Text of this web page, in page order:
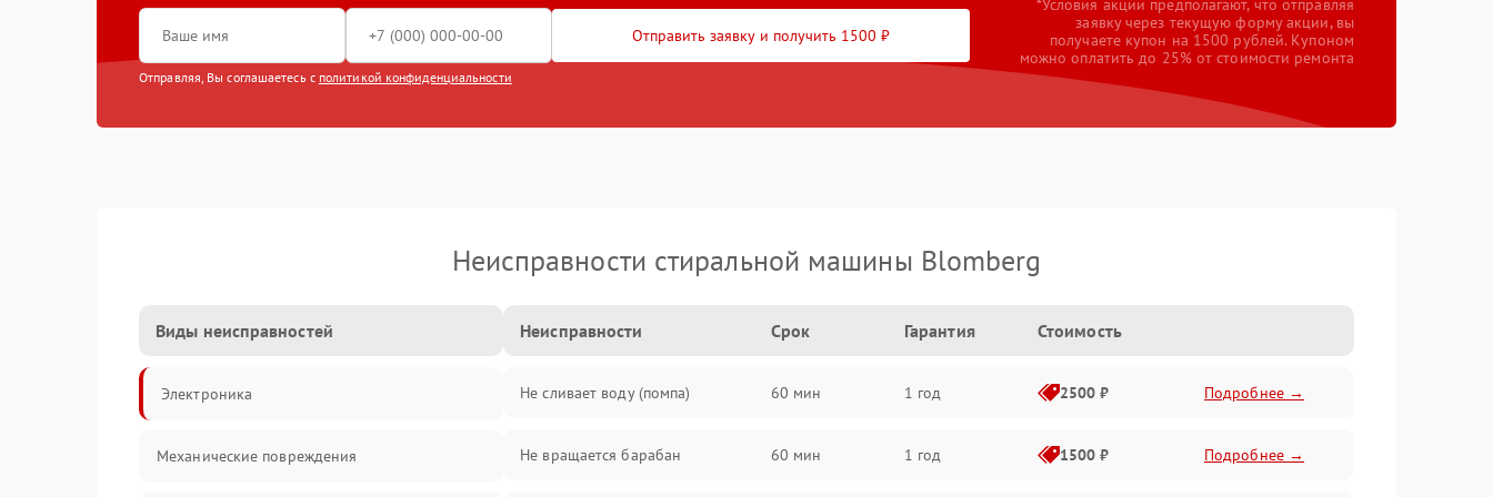
Отправить заявку и получить 1500 ₽
Отправляя, Вы соглашаетесь с политикой конфиденциальности
*Условия акции предполагают, что отправляя
заявку через текущую форму акции, вы
получаете купон на 1500 рублей. Купоном
можно оплатить до 25% от стоимости ремонта
Неисправности стиральной машины Blomberg
Виды неисправностей
Электроника
Механические повреждения
Неисправности Срок Гарантия Стоимость
Не сливает воду (помпа) 60 мин 1 год 2500 ₽ Подробнее →
Не вращается барабан 60 мин 1 год 1500 ₽ Подробнее →